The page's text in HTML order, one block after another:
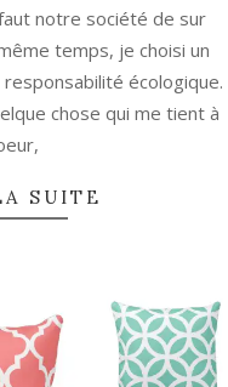
notre société de sur
temps, je choisi un
écologique.
chose qui me tient à
SUITE